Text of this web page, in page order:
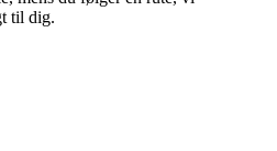
til dig.